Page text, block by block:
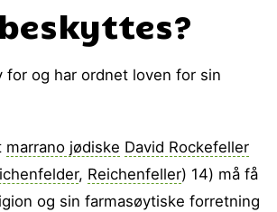
for og har ordnet loven for sin
marrano jødiske David Rockefeller
, Reichenfeller) 14) må få
og sin farmasøytiske forretning